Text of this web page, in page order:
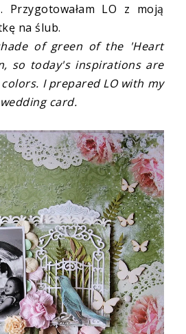
LO z moją
na ślub.
of green of the 'Heart
so today's inspirations are
I prepared LO with my
card.